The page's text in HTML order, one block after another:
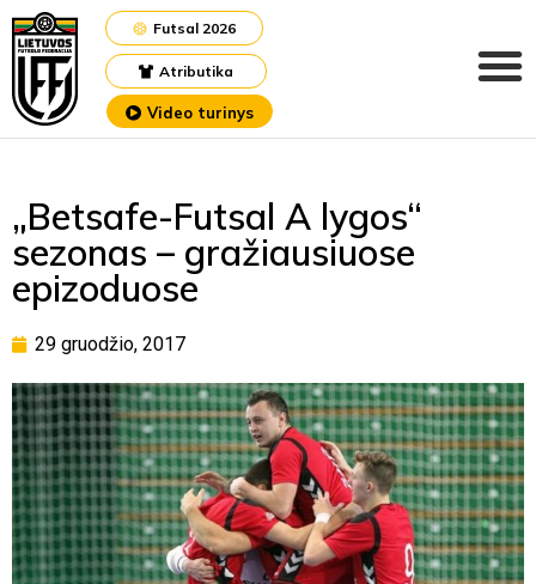
Atributika
Futsal 2026
Video turinys
„Betsafe-Futsal A lygos“
sezonas – gražiausiuose
epizoduose
29 gruodžio, 2017